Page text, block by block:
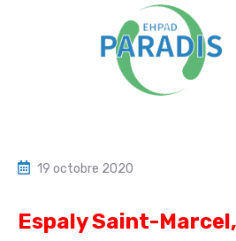
19 octobre 2020
Espaly Saint-